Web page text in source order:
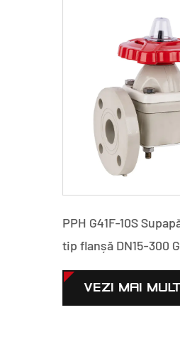
PPH G41F-10S
tip flanșă DN15-300
VEZI MAI MULT